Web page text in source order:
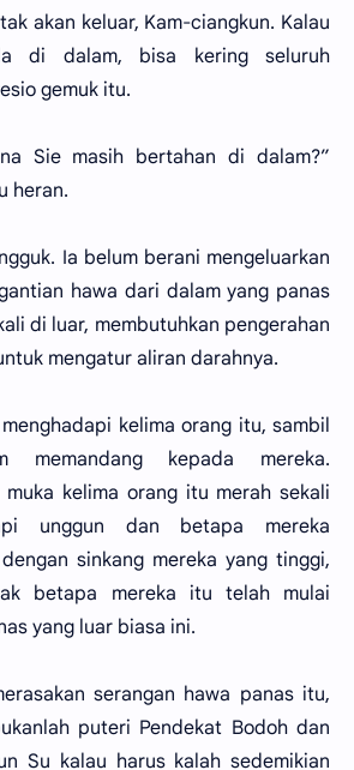
akan keluar, Kam-ciangkun. Kalau
di dalam, bisa kering seluruh
gemuk itu.
Sie masih bertahan di dalam?”
heran.
Ia belum berani mengeluarkan
hawa dari dalam yang panas
di luar, membutuhkan pengerahan
mengatur aliran darahnya.
kelima orang itu, sambil
memandang kepada mereka.
kelima orang itu merah sekali
unggun dan betapa mereka
sinkang mereka yang tinggi,
betapa mereka itu telah mulai
yang luar biasa ini.
serangan hawa panas itu,
puteri Pendekat Bodoh dan
Su kalau harus kalah sedemikian